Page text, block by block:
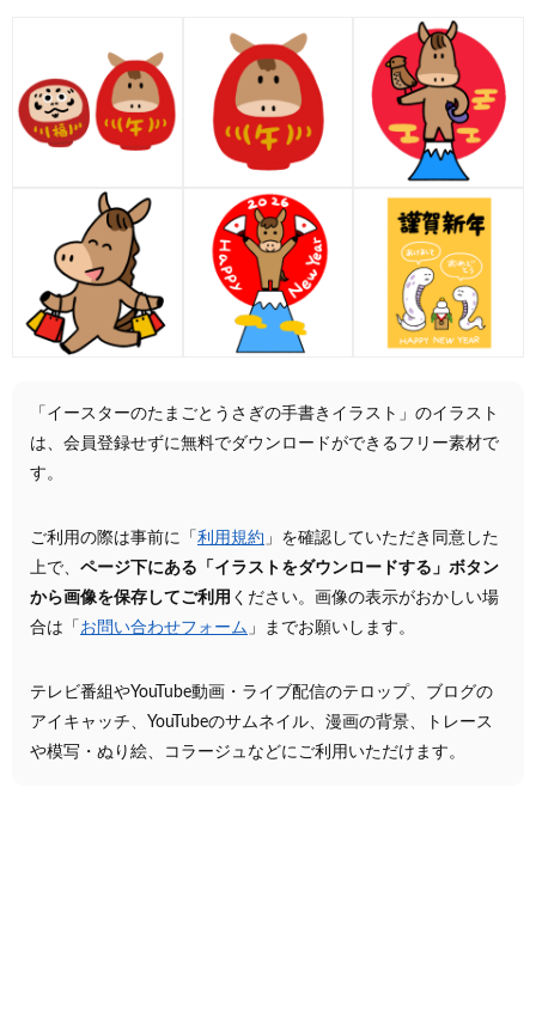
「イースターのたまごとうさぎの手書きイラスト」のイラスト
は、会員登録せずに無料でダウンロードができるフリー素材で
す。
ご利用の際は事前に「 利用規約 」を確認していただき同意した
上で、 ページ下にある「イラストをダウンロードする」ボタン
から画像を保存してご利用 ください。画像の表示がおかしい場
合は「 お問い合わせフォーム 」までお願いします。
テレビ番組やYouTube動画・ライブ配信のテロップ、ブログの
アイキャッチ、YouTubeのサムネイル、漫画の背景、トレース
や模写・ぬり絵、コラージュなどにご利用いただけます。